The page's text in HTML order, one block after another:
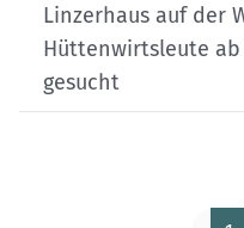
Linzerhaus auf der
Hüttenwirtsleute ab
gesucht